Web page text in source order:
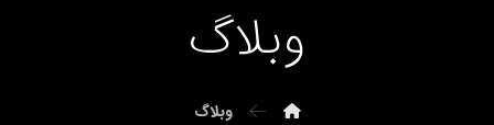
وبلاگ
وبلاگ